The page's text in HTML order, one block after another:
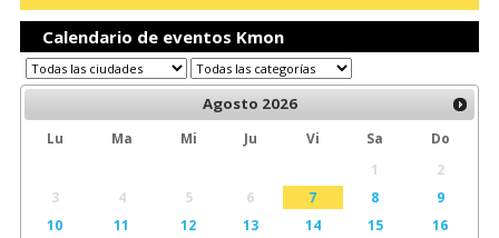
Calendario de eventos Kmon
Agosto 2026
Lu Ma Mi Ju Vi Sa
Do
1
2
3
4 5 6 7 8
9
10
11 12 13 14 15
16